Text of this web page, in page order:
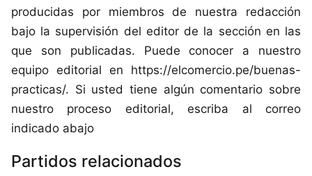
producidas por miembros de nuestra redacción
bajo la supervisión del editor de la sección en las
que son publicadas. Puede conocer a nuestro
equipo editorial en https://elcomercio.pe/buenas-
practicas/. Si usted tiene algún comentario sobre
nuestro proceso editorial, escriba al correo
indicado abajo
Partidos relacionados